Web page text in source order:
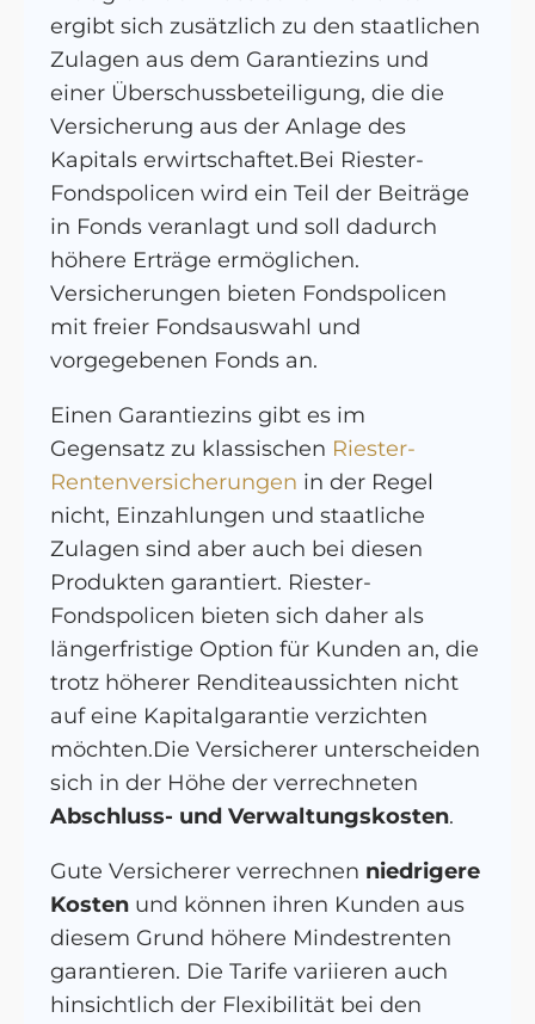
ergibt sich zusätzlich zu den staatlichen
Zulagen aus dem Garantiezins und
einer Überschussbeteiligung, die die
Versicherung aus der Anlage des
Kapitals erwirtschaftet.Bei Riester-
Fondspolicen wird ein Teil der Beiträge
in Fonds veranlagt und soll dadurch
höhere Erträge ermöglichen.
Versicherungen bieten Fondspolicen
mit freier Fondsauswahl und
vorgegebenen Fonds an.
Einen Garantiezins gibt es im
Gegensatz zu klassischen Riester-
Rentenversicherungen in der Regel
nicht, Einzahlungen und staatliche
Zulagen sind aber auch bei diesen
Produkten garantiert. Riester-
Fondspolicen bieten sich daher als
längerfristige Option für Kunden an, die
trotz höherer Renditeaussichten nicht
auf eine Kapitalgarantie verzichten
möchten.Die Versicherer unterscheiden
sich in der Höhe der verrechneten
Abschluss- und Verwaltungskosten.
Gute Versicherer verrechnen niedrigere
Kosten und können ihren Kunden aus
diesem Grund höhere Mindestrenten
garantieren. Die Tarife variieren auch
hinsichtlich der Flexibilität bei den